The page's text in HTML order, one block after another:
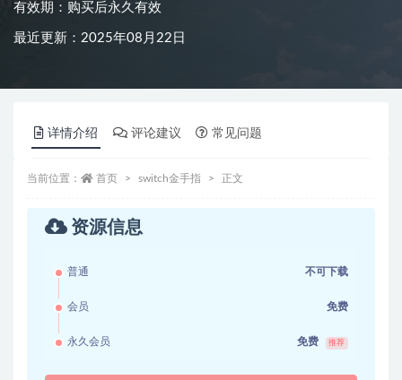
有效期：购买后永久有效
最近更新：2025年08月22日
详情介绍 评论建议 常见问题
当前位置： 首页 switch金手指 正文
资源信息
普通 不可下载
会员 免费
永久会员 免费 推荐